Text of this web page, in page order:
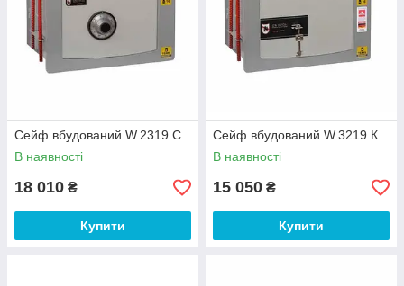
Сейф вбудований W.2319.C
В наявності
18 010 ₴
Купити
Сейф вбудований W.3219.К
В наявності
15 050 ₴
Купити